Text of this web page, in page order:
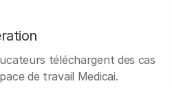
téléchargent des cas
de travail Medicai.